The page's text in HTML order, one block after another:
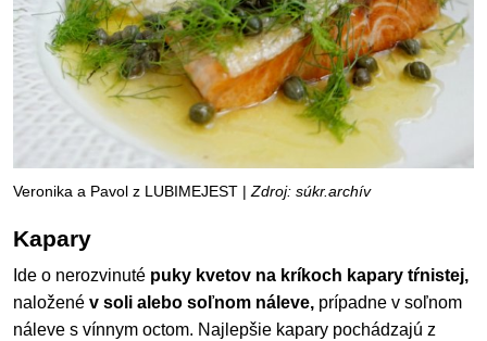
Veronika a Pavol z LUBIMEJEST |Zdroj: súkr.archív
Kapary
Ide o nerozvinuté puky kvetov na kríkoch kapary tŕnistej,
naložené v soli alebo soľnom náleve, prípadne v soľnom
náleve s vínnym octom. Najlepšie kapary pochádzajú z